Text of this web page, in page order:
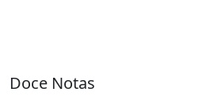
Doce Notas